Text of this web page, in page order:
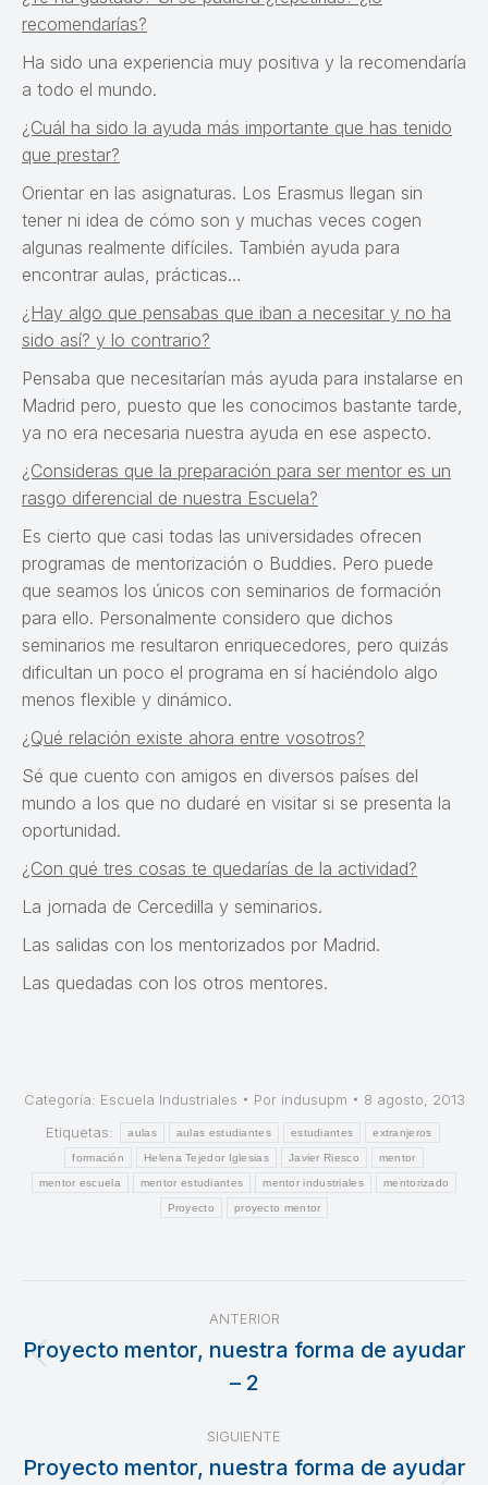
recomendarías?
Ha sido una experiencia muy positiva y la recomendaría
a todo el mundo.
¿Cuál ha sido la ayuda más importante que has tenido
que prestar?
Orientar en las asignaturas. Los Erasmus llegan sin
tener ni idea de cómo son y muchas veces cogen
algunas realmente difíciles. También ayuda para
encontrar aulas, prácticas…
¿Hay algo que pensabas que iban a necesitar y no ha
sido así? y lo contrario?
Pensaba que necesitarían más ayuda para instalarse en
Madrid pero, puesto que les conocimos bastante tarde,
ya no era necesaria nuestra ayuda en ese aspecto.
¿Consideras que la preparación para ser mentor es un
rasgo diferencial de nuestra Escuela?
Es cierto que casi todas las universidades ofrecen
programas de mentorización o Buddies. Pero puede
que seamos los únicos con seminarios de formación
para ello. Personalmente considero que dichos
seminarios me resultaron enriquecedores, pero quizás
dificultan un poco el programa en sí haciéndolo algo
menos flexible y dinámico.
¿Qué relación existe ahora entre vosotros?
Sé que cuento con amigos en diversos países del
mundo a los que no dudaré en visitar si se presenta la
oportunidad.
¿Con qué tres cosas te quedarías de la actividad?
La jornada de Cercedilla y seminarios.
Las salidas con los mentorizados por Madrid.
Las quedadas con los otros mentores.
Categoría: Escuela Industriales Por indusupm
8 agosto, 2013
Etiquetas:
aulas aulas estudiantes estudiantes extranjeros
formación Helena Tejedor Iglesias Javier Riesco mentor
mentor escuela mentor estudiantes mentor industriales mentorizado
Proyecto proyecto mentor
Navegación
entre
publicaciones
ANTERIOR
anterior:
Proyecto mentor, nuestra forma de ayudar
– 2
SIGUIENTE
Proyecto mentor, nuestra forma de ayudar